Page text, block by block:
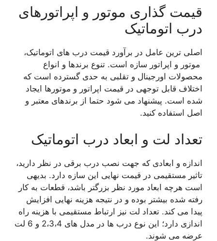
قیمت گذاری موتور و اپراتورهای
درب اتوماتیک
اصلی ترین عامل در برآورد قیمت درب های اتوماتیک،
موتور و اپراتور سازه است. تنوع برندها و انواع
محصولات اورجینال و تقلبی به حدی گسترده است که
اختلاف قابل توجهی در قیمت اپراتور و موتورها ایجاد
شده است. پیشنهاد می شود حتما از برندهای معتبر و
اصل استفاده کنید.
تعداد لت و ابعاد درب اتوماتیک
اندازه و ابعادی که جهت نصب درب برقی در نظر دارید،
تاثیر مستقیمی در قیمت نهایی این سازه دارد. بدیهی
است هرچه ابعاد مورد نظر بزرگتر باشد، قطعات به کار
رفته شده بیشتر بوده و در نتیجه هزینه نهایی افزایش
پیدا می کند. تعداد لت نیز ارتباط مستقیمی با هزینه راه
اندازی دارد؛ این نوع درب ها در مدل های 2،3،4 و 6 لت
عرضه می شوند.